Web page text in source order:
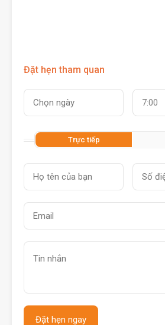
Đặt hẹn tham quan
7:00
Trực tiếp